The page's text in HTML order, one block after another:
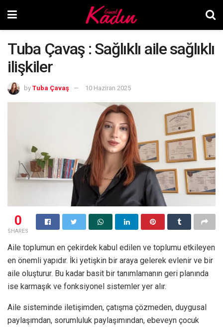
Tuba Çavaş : Sağlıklı aile sağlıklı
ilişkiler
by Tuba Çavaş 10 Haziran 2025
0
SHARES
Aile toplumun en çekirdek kabul edilen ve toplumu etkileyen
en önemli yapıdır. İki yetişkin bir araya gelerek evlenir ve bir
aile oluşturur. Bu kadar basit bir tanımlamanın geri planında
ise karmaşık ve fonksiyonel sistemler yer alır.
Aile sisteminde iletişimden, çatışma çözmeden, duygusal
paylaşımdan, sorumluluk paylaşımından, ebeveyn çocuk